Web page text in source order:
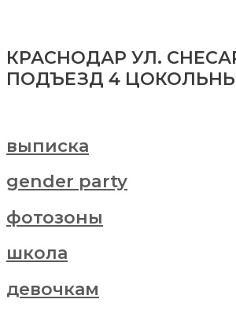
КРАСНОДАР УЛ.
ПОДЪЕЗД 4
выписка
gender party
фотозоны
школа
девочкам